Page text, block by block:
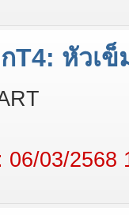
T4: หัวเ
06/03/2568